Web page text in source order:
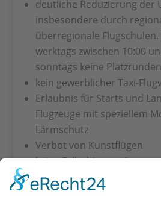
deutliche Reduzierung der
insbesondere durch
überregionale
werktags zwischen 10:00
sonntags keine
kein gewerblicher Taxi-
Erlaubnis für Starts und
Flugzeuge mit speziellem
Lärmschutz
Verbot von Kunstflügen
keine Fallschirmsprünge
keine Stationierung von
keine weiteren